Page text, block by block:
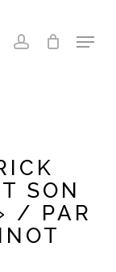
accountMenu
SON
/ PAR
Close